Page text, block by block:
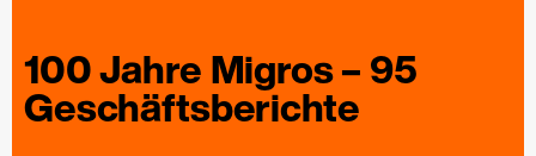
100 JahreMigros– 95
Geschäfts­berichte